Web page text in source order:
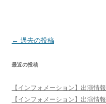
投
ナ
ゲ
← 過去の投稿
最近の投稿
【インフォメーション】出演情報
【インフォメーション】出演情報